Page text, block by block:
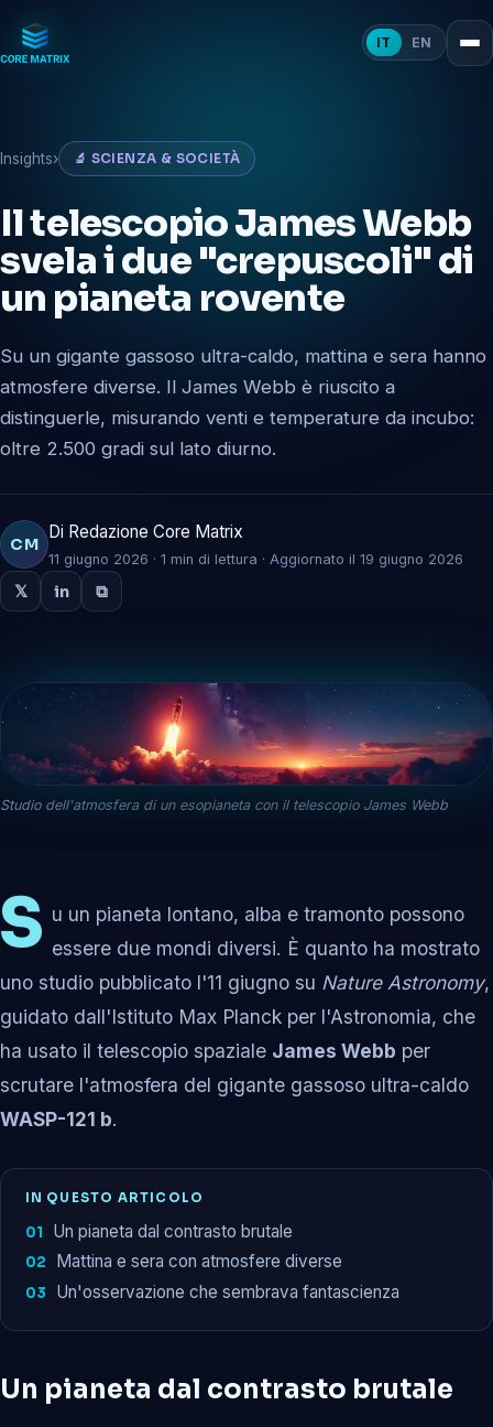
IT EN
Insights› 🔬 SCIENZA & SOCIETÀ
Il telescopio James Webb
svela i due "crepuscoli" di
un pianeta rovente
Su un gigante gassoso ultra-caldo, mattina e sera hanno
atmosfere diverse. Il James Webb è riuscito a
distinguerle, misurando venti e temperature da incubo:
oltre 2.500 gradi sul lato diurno.
CM
Di Redazione Core Matrix
11 giugno 2026 · 1 min di lettura · Aggiornato il 19 giugno 2026
𝕏 in ⧉
Studio dell'atmosfera di un esopianeta con il telescopio James Webb
S u un pianeta lontano, alba e tramonto possono
essere due mondi diversi. È quanto ha mostrato
uno studio pubblicato l'11 giugno su Nature Astronomy,
guidato dall'Istituto Max Planck per l'Astronomia, che
ha usato il telescopio spaziale James Webb per
scrutare l'atmosfera del gigante gassoso ultra-caldo
WASP-121 b.
IN QUESTO ARTICOLO
Un pianeta dal contrasto brutale
Mattina e sera con atmosfere diverse
Un'osservazione che sembrava fantascienza
Un pianeta dal contrasto brutale